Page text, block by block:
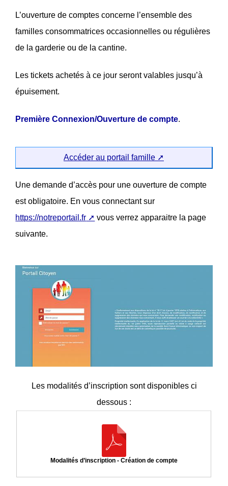
L’ouverture de comptes concerne l’ensemble des
familles consommatrices occasionnelles ou régulières
de la garderie ou de la cantine.
Les tickets achetés à ce jour seront valables jusqu’à
épuisement.
Première Connexion/Ouverture de compte.
Accéder au portail famille
Une demande d’accès pour une ouverture de compte
est obligatoire. En vous connectant sur
https://notreportail.fr
vous verrez apparaitre la page
suivante.
Les modalités d’inscription sont disponibles ci
dessous :
Modalités d’inscription - Création de compte